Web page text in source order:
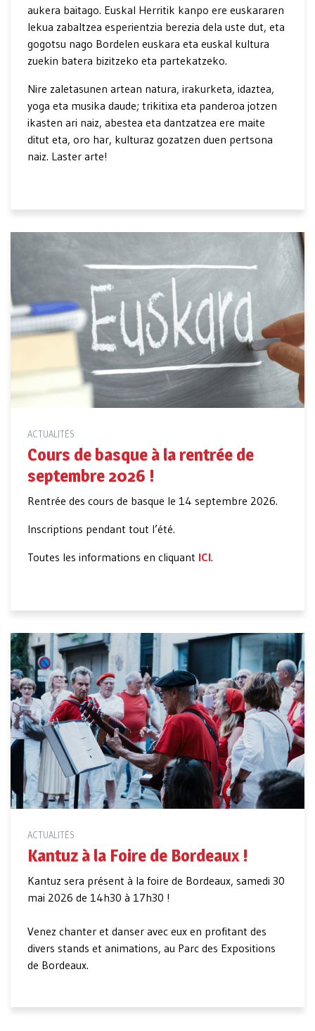
aukera baitago. Euskal Herritik kanpo ere euskararen
lekua zabaltzea esperientzia berezia dela uste dut, eta
gogotsu nago Bordelen euskara eta euskal kultura
zuekin batera bizitzeko eta partekatzeko.
Nire zaletasunen artean natura, irakurketa, idaztea,
yoga eta musika daude; trikitixa eta panderoa jotzen
ikasten ari naiz, abestea eta dantzatzea ere maite
ditut eta, oro har, kulturaz gozatzen duen pertsona
naiz. Laster arte!
ACTUALITÉS
Cours de basque à la rentrée de
septembre 2026 !
Rentrée des cours de basque le 14 septembre 2026.
Inscriptions pendant tout l’été.
Toutes les informations en cliquant ICI.
ACTUALITÉS
Kantuz à la Foire de Bordeaux !
Kantuz sera présent à la foire de Bordeaux, samedi 30
mai 2026 de 14h30 à 17h30 !
Venez chanter et danser avec eux en profitant des
divers stands et animations, au Parc des Expositions
de Bordeaux.